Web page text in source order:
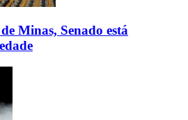
Minas, Senado está